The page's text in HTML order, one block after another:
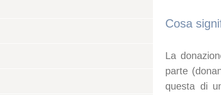
Cosa
La
parte
questa di